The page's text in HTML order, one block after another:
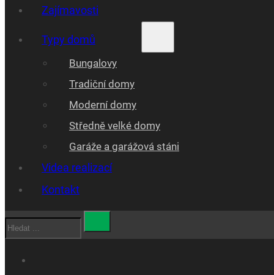
Zajímavosti
Typy domů
Bungalovy
Tradiční domy
Moderní domy
Středně velké domy
Garáže a garážová stáni
Videa realizací
Kontakt
Hledat